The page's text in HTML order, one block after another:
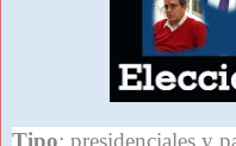
Tipo: presidenciales y